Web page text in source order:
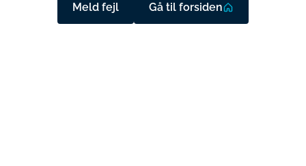
Meld fejl Gå til forsiden